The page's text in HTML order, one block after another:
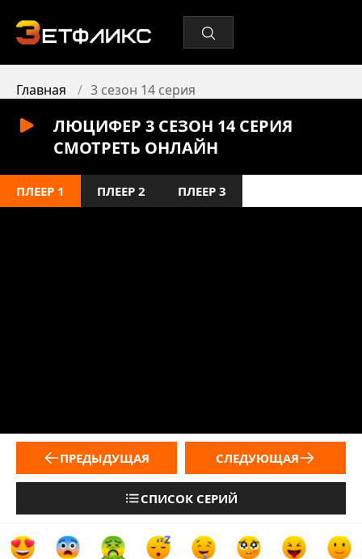
Главная 3 сезон 14 серия
ЛЮЦИФЕР 3 СЕЗОН 14 СЕРИЯ
СМОТРЕТЬ ОНЛАЙН
ПЛЕЕР 1 ПЛЕЕР 2 ПЛЕЕР 3
ПРЕДЫДУЩАЯ
СПИСОК СЕРИЙ
СЛЕДУЮЩАЯ